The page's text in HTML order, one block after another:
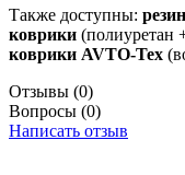
Также доступны:
коврики (полиуретан
коврики AVTO-Tex
Отзывы (0)
Вопросы (0)
Написать отзыв